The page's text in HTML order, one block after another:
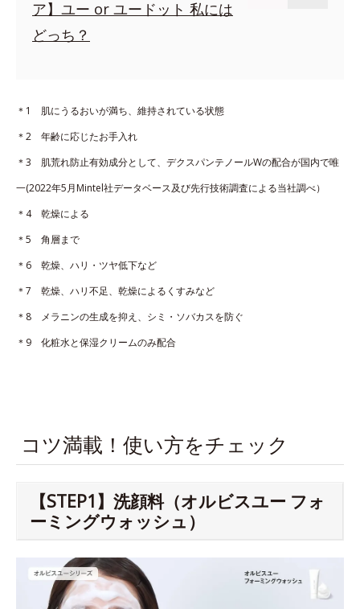
ア】ユー or ユードット 私には
どっち？
＊1 肌にうるおいが満ち、維持されている状態
＊2 年齢に応じたお手入れ
＊3 肌荒れ防止有効成分として、デクスパンテノールWの配合が国内で唯
一(2022年5月Mintel社データベース及び先行技術調査による当社調べ）
＊4 乾燥による
＊5 角層まで
＊6 乾燥、ハリ・ツヤ低下など
＊7 乾燥、ハリ不足、乾燥によるくすみなど
＊8 メラニンの生成を抑え、シミ・ソバカスを防ぐ
＊9 化粧水と保湿クリームのみ配合
コツ満載！使い方をチェック
【STEP1】洗顔料（オルビスユー フォ
ーミングウォッシュ）